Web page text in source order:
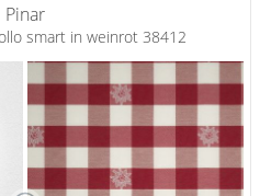
Pinar
smart in weinrot 38412